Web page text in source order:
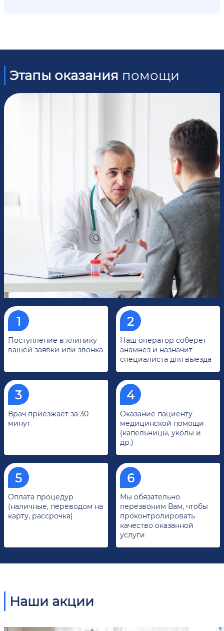
Этапы оказания помощи
Поступление в клинику
вашей заявки или звонка
Наш оператор соберет
анамнез и назначит
специалиста для выезда
Врач приезжает за 30
минут
Оказание пациенту
медицинской помощи
(капельницы, уколы и
др.)
Оплата процедур
(наличные, переводом на
карту, рассрочка)
Мы обязательно
перезвоним Вам, чтобы
проконтролировать
качество оказанной
услуги
Наши акции